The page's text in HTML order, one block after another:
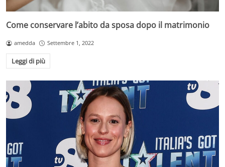
Come conservare l’abito da sposa dopo il matrimonio
amedda Settembre 1, 2022
Leggi di più